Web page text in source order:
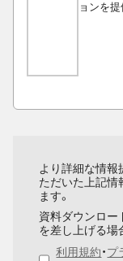
ョンを提
より詳細な情報
ただいた上記情
ます。
資料ダウンロー
を差し上げる場
利用規約・プ